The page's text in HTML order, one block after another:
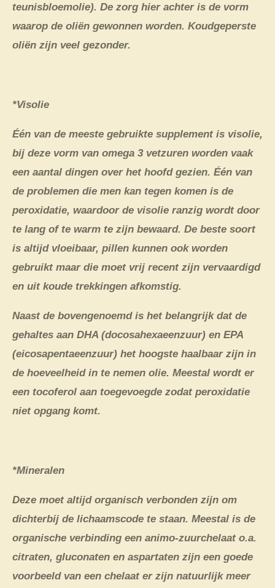
teunisbloemolie). De zorg hier achter is de vorm
waarop de oliën gewonnen worden. Koudgeperste
oliën zijn veel gezonder.
*Visolie
Één van de meeste gebruikte supplement is visolie,
bij deze vorm van omega 3 vetzuren worden vaak
een aantal dingen over het hoofd gezien. Één van
de problemen die men kan tegen komen is de
peroxidatie, waardoor de visolie ranzig wordt door
te lang of te warm te zijn bewaard. De beste soort
is altijd vloeibaar, pillen kunnen ook worden
gebruikt maar die moet vrij recent zijn vervaardigd
en uit koude trekkingen afkomstig.
Naast de bovengenoemd is het belangrijk dat de
gehaltes aan DHA (docosahexaeenzuur) en EPA
(eicosapentaeenzuur) het hoogste haalbaar zijn in
de hoeveelheid in te nemen olie. Meestal wordt er
een tocoferol aan toegevoegde zodat peroxidatie
niet opgang komt.
*Mineralen
Deze moet altijd organisch verbonden zijn om
dichterbij de lichaamscode te staan. Meestal is de
organische verbinding een animo-zuurchelaat o.a.
citraten, gluconaten en aspartaten zijn een goede
voorbeeld van een chelaat er zijn natuurlijk meer